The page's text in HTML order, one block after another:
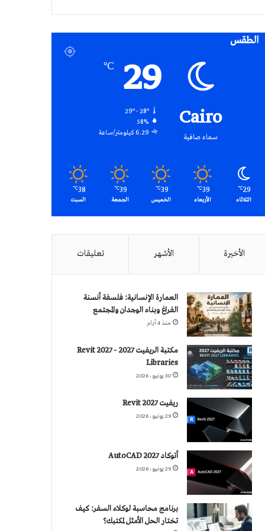
الطقس
Cairo
سماء صافية
29
℃
29º - 28º
58%
6.29 كيلومتر/ساعة
29
℃
الثلاثاء
39
℃
الأربعاء
39
℃
الخميس
39
℃
الجمعة
38
℃
السبت
الأخيرة الأشهر تعليقات
العمارة الإنسانية: فلسفة أنسنة
الفراغ وبناء الوجدان والمجتمع
منذ 4 أيام
مكتبة الريفيت 2027 – Revit 2027
Libraries
30 يونيو، 2026
ريفيت 2027 Revit
29 يونيو، 2026
أتوكاد 2027 AutoCAD
29 يونيو، 2026
برنامج محاسبة لوكلاء السفر: كيف
تختار الحل الأمثل لمكتبك؟